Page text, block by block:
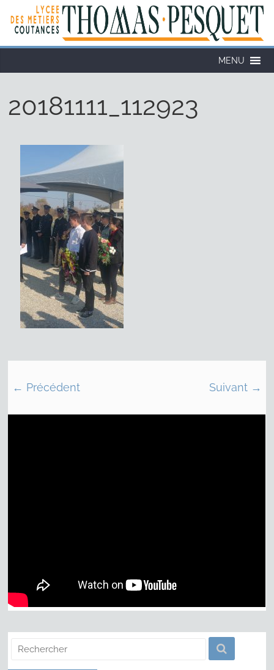
MENU
20181111_112923
← Précédent Suivant →
Cookies management panel